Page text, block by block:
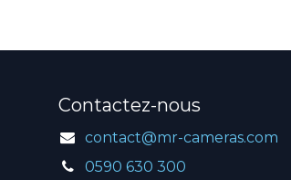
Contactez-nous
contact@mr-cameras.com
0590 630 300